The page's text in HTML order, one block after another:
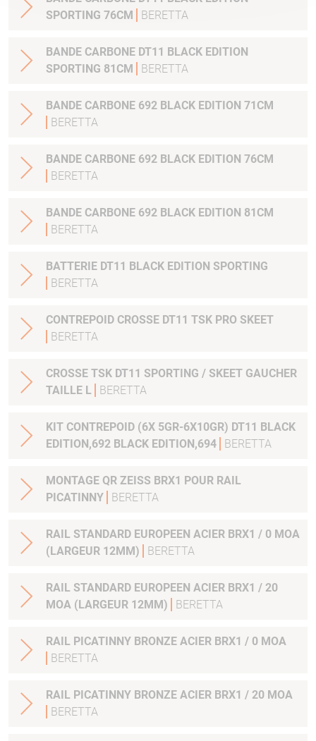
SPORTING 76CM
BERETTA
BANDE CARBONE DT11 BLACK EDITION
SPORTING 81CM
BERETTA
BANDE CARBONE 692 BLACK EDITION 71CM
BERETTA
BANDE CARBONE 692 BLACK EDITION 76CM
BERETTA
BANDE CARBONE 692 BLACK EDITION 81CM
BERETTA
BATTERIE DT11 BLACK EDITION SPORTING
BERETTA
CONTREPOID CROSSE DT11 TSK PRO SKEET
BERETTA
CROSSE TSK DT11 SPORTING / SKEET GAUCHER
TAILLE L
BERETTA
KIT CONTREPOID (6X 5GR-6X10GR) DT11 BLACK
EDITION,692 BLACK EDITION,694
BERETTA
MONTAGE QR ZEISS BRX1 POUR RAIL
PICATINNY
BERETTA
RAIL STANDARD EUROPEEN ACIER BRX1 / 0 MOA
(LARGEUR 12MM)
BERETTA
RAIL STANDARD EUROPEEN ACIER BRX1 / 20
MOA (LARGEUR 12MM)
BERETTA
RAIL PICATINNY BRONZE ACIER BRX1 / 0 MOA
BERETTA
RAIL PICATINNY BRONZE ACIER BRX1 / 20 MOA
BERETTA